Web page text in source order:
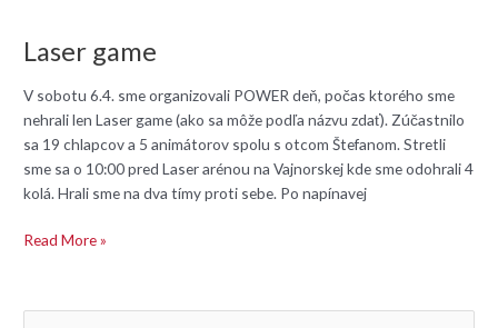
Laser game
V sobotu 6.4. sme organizovali POWER deň, počas ktorého sme
nehrali len Laser game (ako sa môže podľa názvu zdať). Zúčastnilo
sa 19 chlapcov a 5 animátorov spolu s otcom Štefanom. Stretli
sme sa o 10:00 pred Laser arénou na Vajnorskej kde sme odohrali 4
kolá. Hrali sme na dva tímy proti sebe. Po napínavej
Read More »